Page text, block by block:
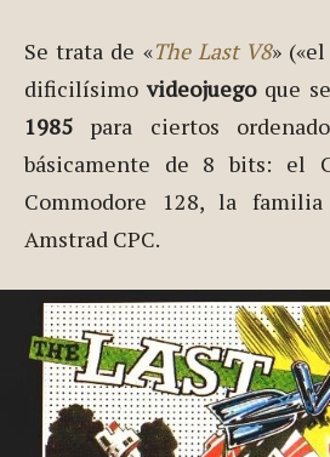
Se trata de «The Last V8»
dificilísimovideojuegoque
1985 para ciertos
básicamente de 8 bits: el
Commodore 128, la
Amstrad CPC.